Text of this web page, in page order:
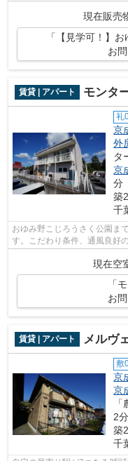
現在販売
「【見学可！】
お
賃貸 | アパート モンタ
礼
京
外
タ
京
分
築
千
おゆみ野こじろうさく公園ま
す。こだわり条件、通風良好
には換気でリフレッシュしま
現在空
「
お
賃貸 | アパート メルヴ
敷
京
京
2分
築
千